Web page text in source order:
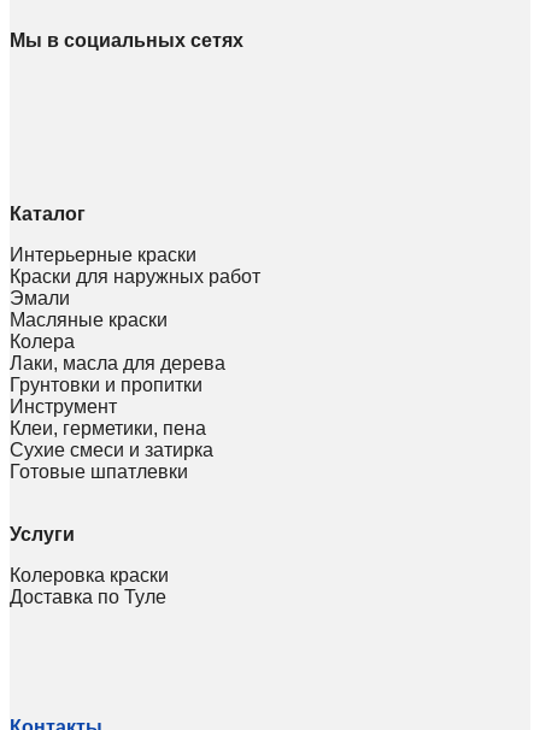
Мы в социальных сетях
Каталог
Интерьерные краски
Краски для наружных работ
Эмали
Масляные краски
Колера
Лаки, масла для дерева
Грунтовки и пропитки
Инструмент
Клеи, герметики, пена
Сухие смеси и затирка
Готовые шпатлевки
Услуги
Колеровка краски
Доставка по Туле